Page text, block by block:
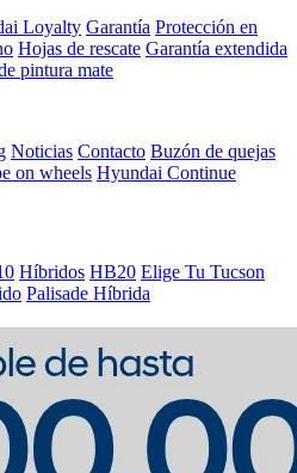
Loyalty Garantía Protección en
Hojas de rescate Garantía extendida
pintura mate⁠
Noticias Contacto Buzón de quejas
on wheels Hyundai Continue
Híbridos HB20 Elige Tu Tucson
Palisade Híbrida